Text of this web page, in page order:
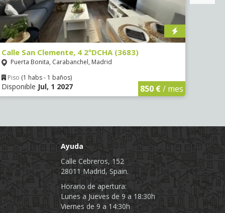
Calle San Clemente, 4 2ºDCHA (3683)
Puerta Bonita, Carabanchel, Madrid
Piso (1 habs - 1 baños)
Disponible Jul, 1 2027 850 €/ mes
Ayuda
Calle Cebreros, 152
28011 Madrid, Spain.
Horario de apertura:
Lunes a Jueves de 9 a 18:30h
Viernes de 9 a 14:30h